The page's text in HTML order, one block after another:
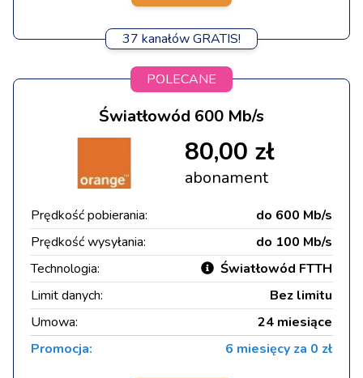
37 kanałów GRATIS!
POLECANE
Światłowód 600 Mb/s
80,00 zł
abonament
Prędkość pobierania:
do 600 Mb/s
Prędkość wysyłania:
do 100 Mb/s
Technologia:
Światłowód FTTH
Limit danych:
Bez limitu
Umowa:
24 miesiące
Promocja:
6 miesięcy za 0 zł